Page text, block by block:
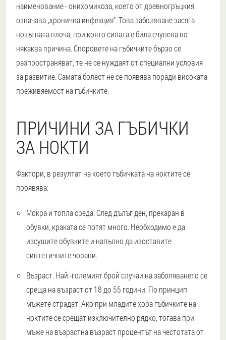
наименование - онихомикоза, което от древногръцкия
означава „хронична инфекция“. Това заболяване засяга
нокътната плоча, при която силата е била счупена по
някаква причина. Споровете на гъбичките бързо се
разпространяват, те не се нуждаят от специални условия
за развитие.Самата болест не се появява поради високата
преживяемост на гъбичките.
ПРИЧИНИ ЗА ГЪБИЧКИ
ЗА НОКТИ
Фактори, в резултат на което гъбичката на ноктите се
проявява:
Мокра и топла среда.След дълъг ден, прекаран в
обувки, краката се потят много. Необходимо е да
изсушите обувките и напълно да изоставите
синтетичните чорапи.
Възраст. Най -големият брой случаи на заболяването се
среща на възраст от 18 до 55 години. По принцип
мъжете страдат. Ако при младите хора гъбичките на
ноктите се срещат изключително рядко, тогава при
мъже на възрастна възраст процентът на честотата от